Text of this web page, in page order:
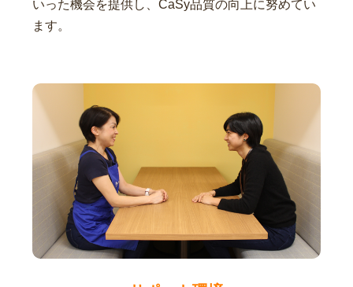
いった機会を提供し、CaSy品質の向上に努めてい
ます。